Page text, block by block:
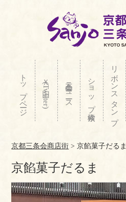
トップページ Ｘ(旧Twitter) 三条会ニュース ショップ検索 リボンスタンプ
京都三条会商店街 >京餡菓子だるま
京餡菓子だるま